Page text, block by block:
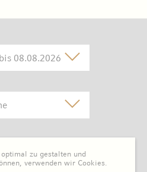
zu gestalten und
verwenden wir Cookies.